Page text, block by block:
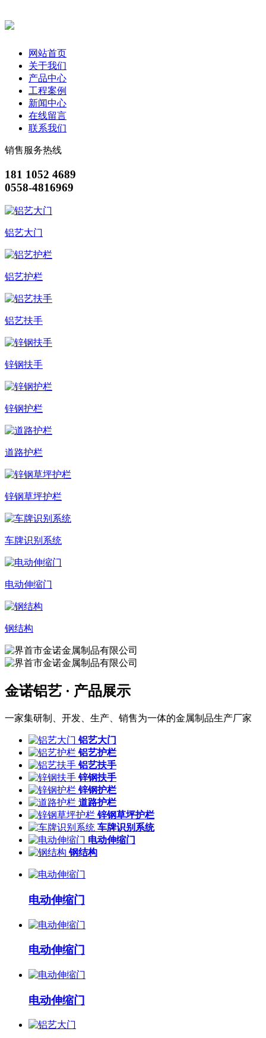
网站首页
关于我们
产品中心
工程案例
新闻中心
在线留言
联系我们
销售服务热线
181 1052 4689
0558-4816969
铝艺大门
铝艺护栏
铝艺扶手
锌钢扶手
锌钢护栏
道路护栏
锌钢草坪护栏
车牌识别系统
电动伸缩门
钢结构
金诺铝艺 · 产品展示
一家集研制、开发、生产、销售为一体的金属制品生产厂家
铝艺大门
铝艺护栏
铝艺扶手
锌钢扶手
锌钢护栏
道路护栏
锌钢草坪护栏
车牌识别系统
电动伸缩门
钢结构
电动伸缩门
电动伸缩门
电动伸缩门